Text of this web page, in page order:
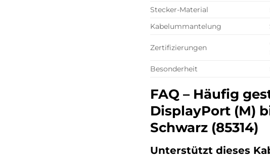
Stecker-Material
Kabelummantelung
Zertifizierungen
Besonderheit
FAQ – Häufig
DisplayPort (M)
Schwarz (85314)
Unterstützt dieses